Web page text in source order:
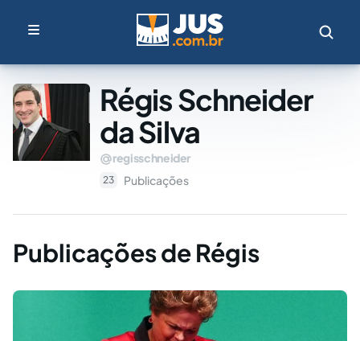
Régis Schneider
da Silva
regisschneider
23 Publicações
Publicações de Régis